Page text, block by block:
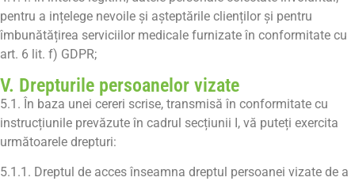
pentru a ințelege nevoile și așteptările clienților și pentru
îmbunătățirea serviciilor medicale furnizate în conformitate cu
art. 6 lit. f) GDPR;
V. Drepturile persoanelor vizate
5.1. În baza unei cereri scrise, transmisă în conformitate cu
instrucțiunile prevăzute în cadrul secțiunii I, vă puteți exercita
următoarele drepturi:
5.1.1. Dreptul de acces înseamna dreptul persoanei vizate de a